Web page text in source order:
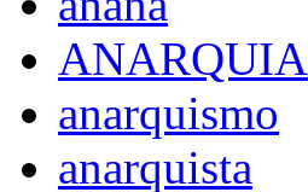
ANARQUIA
anarquismo
anarquista